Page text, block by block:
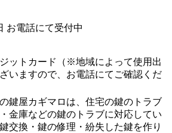
お電話にて受付中
ットカード（※地域によって使用出
いますので、お電話にてご確認くだ
鍵屋カギマロは、住宅の鍵のトラブ
金庫などの鍵のトラブに対応してい
交換・鍵の修理・紛失した鍵を作り